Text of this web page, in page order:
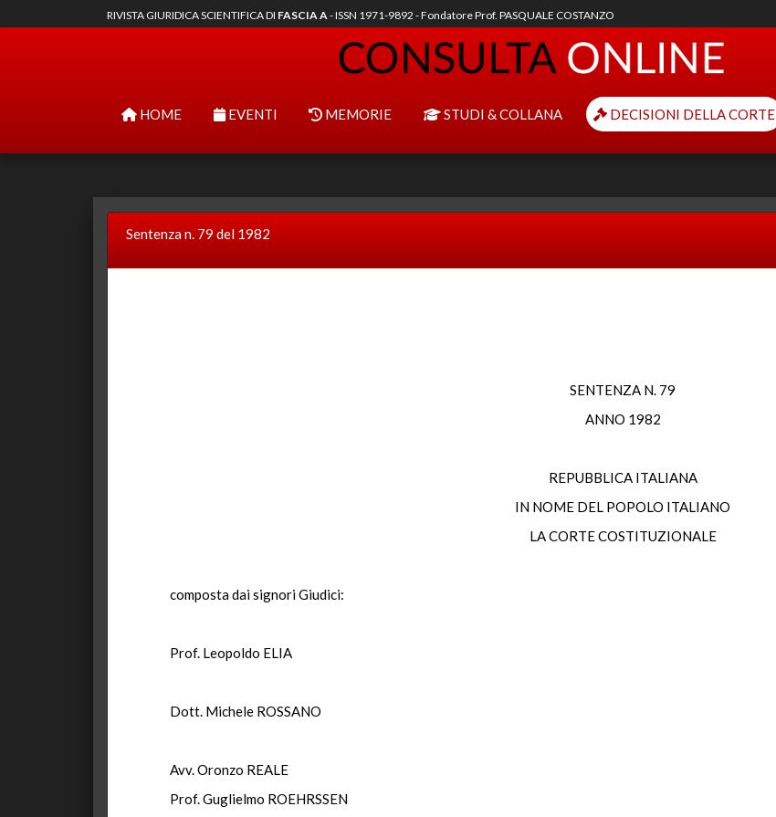
RIVISTA GIURIDICA SCIENTIFICA DI FASCIA A- ISSN 1971-9892 - Fondatore Prof. PASQUALE COSTANZO
HOME EVENTI MEMORIE STUDI & COLLANA DECISIONI DELLA CORTE
Sentenza n. 79 del 1982
SENTENZA N. 79
ANNO 1982
REPUBBLICA ITALIANA
IN NOME DEL POPOLO ITALIANO
LA CORTE COSTITUZIONALE
composta dai signori Giudici:
Prof. Leopoldo ELIA
Dott. Michele ROSSANO
Avv. Oronzo REALE
Prof. Guglielmo ROEHRSSEN